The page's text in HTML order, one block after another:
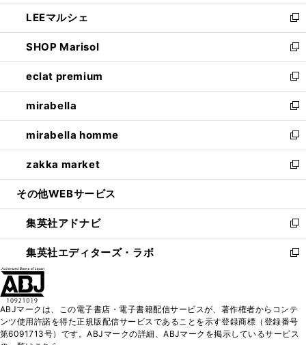
開
く
ウ
で
開
く
ン
ド
ウ
で
開
く
ウ
ィ
ン
ド
ウ
で
開
く
し
い
ウ
ィ
ン
ド
ウ
で
開
く
LEEマルシェ
新
し
い
ウ
ィ
ン
ド
ウ
で
開
く
SHOP Marisol
新
し
い
ウ
ィ
ン
ド
ウ
で
開
eclat premium
新
し
い
ウ
ィ
ン
ド
ウ
開
く
mirabella
新
し
い
ウ
ィ
ン
ウ
で
開
く
mirabella homme
新
し
い
ウ
ン
ド
ウ
で
zakka market
新
し
ウ
ィ
ン
ド
く
その他WEBサービス
集英社アドナビ
新
し
い
ド
ウ
で
集英社エディターズ・ラボ
新
ィ
ン
ド
ABJマークは、この電子書店・電子書籍配信サービスが、著作権者からコンテ
ンツ使用許諾を得た正規版配信サービスであることを示す登録商標（登録番号
第6091713号）です。ABJマークの詳細、ABJマークを掲示しているサービス